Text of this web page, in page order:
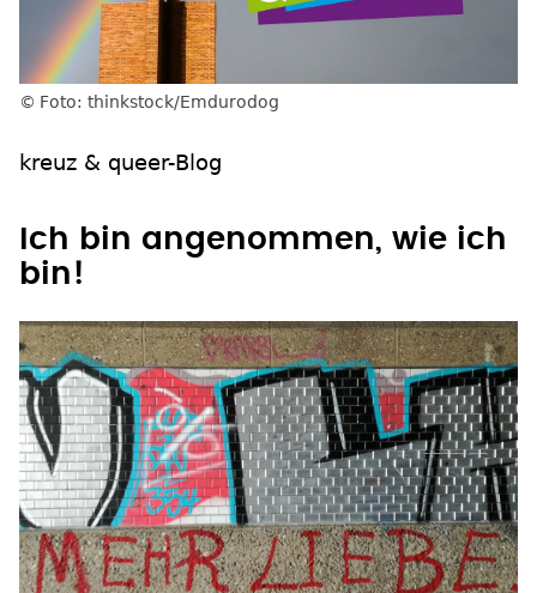
Foto: thinkstock/Emdurodog
kreuz & queer-Blog
Ich bin angenommen, wie ich
bin!